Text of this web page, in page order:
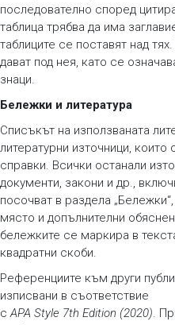
последователно според
таблица трябва да има
таблиците се поставят над
дават под нея, като се
знаци.
Бележки и литература
Списъкът на използваната
литературни източници,
справки. Всички останали
документи, закони и др.,
посочват в раздела
място и допълнителни
бележките се маркира в
квадратни скоби.
Референциите към други
изписвани в съответствие
сAPA Style 7th Edition (2020).